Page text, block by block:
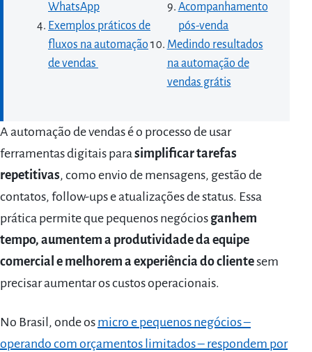
WhatsApp
Exemplos práticos de
fluxos na automação
de vendas
Acompanhamento
pós-venda
Medindo resultados
na automação de
vendas grátis
A automação de vendas é o processo de usar
ferramentas digitais parasimplificar tarefas
repetitivas, como envio de mensagens, gestão de
contatos, follow-ups e atualizações de status. Essa
prática permite que pequenos negócios ganhem
tempo, aumentem a produtividade da equipe
comercial e melhorem a experiência do clientesem
precisar aumentar os custos operacionais.
No Brasil, onde os micro e pequenos negócios –
operando com orçamentos limitados – respondem por